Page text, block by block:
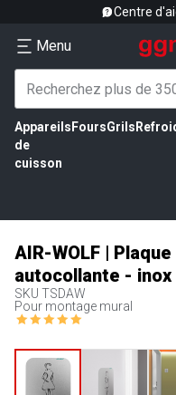
Centre
Menu
Appareils
de
cuisson
FoursGrils
AIR-WOLF |
autocollante - inox
SKU TSDAW
Pour montage mural